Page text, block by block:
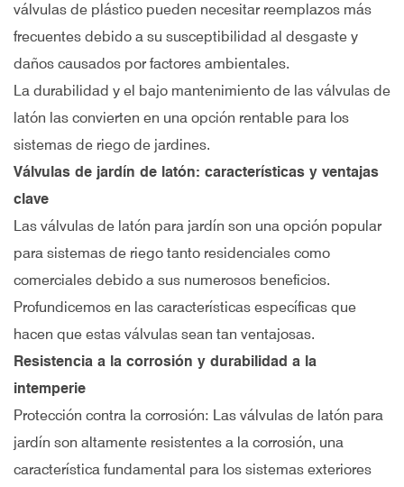
válvulas de plástico pueden necesitar reemplazos más
frecuentes debido a su susceptibilidad al desgaste y
daños causados ​​por factores ambientales.
La durabilidad y el bajo mantenimiento de las válvulas de
latón las convierten en una opción rentable para los
sistemas de riego de jardines.
Válvulas de jardín de latón: características y ventajas
clave
Las válvulas de latón para jardín son una opción popular
para sistemas de riego tanto residenciales como
comerciales debido a sus numerosos beneficios.
Profundicemos en las características específicas que
hacen que estas válvulas sean tan ventajosas.
Resistencia a la corrosión y durabilidad a la
intemperie
Protección contra la corrosión: Las válvulas de latón para
jardín son altamente resistentes a la corrosión, una
característica fundamental para los sistemas exteriores